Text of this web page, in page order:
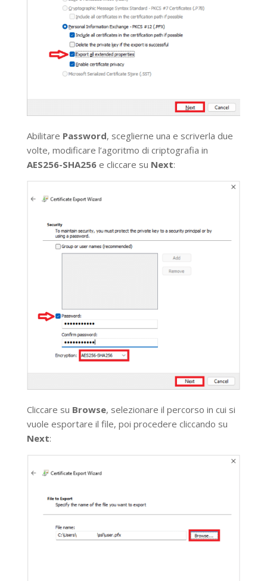
Abilitare Password, sceglierne una e scriverla due
volte, modificare l’agoritmo di criptografia in
AES256-SHA256e cliccare su Next:
Cliccare su Browse, selezionare il percorso in cui si
vuole esportare il file, poi procedere cliccando su
Next: